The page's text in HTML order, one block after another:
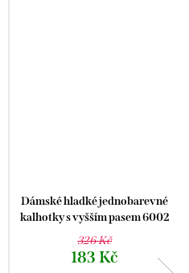
Dámské hladké jednobarevné
kalhotky s vyšším pasem 6002
326 Kč
183 Kč